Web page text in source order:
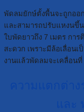
พัดลมยักษ์ตั้งพื้นจะถูกออ
และสามารถปรับแหงนขึ้
ใบพัดยาวถึง 7 เมตร กา
สะดวก เพราะมีล้อเลื่อน
งานแล้วพัดลมจะเคลื่อนที่